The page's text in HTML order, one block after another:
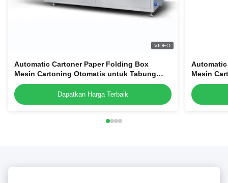
VIDEO
Automatic Cartoner Paper Folding Box
Mesin Cartoning Otomatis untuk Tabung
Kosmetik Botol Botol
Dapatkan Harga Terbaik
Mesin